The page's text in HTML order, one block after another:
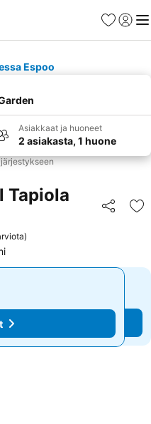
Suosikit
Espoo
Asiakkaat ja huoneet
2 asiakasta, 1 huone
Tapiola
Jaa
)